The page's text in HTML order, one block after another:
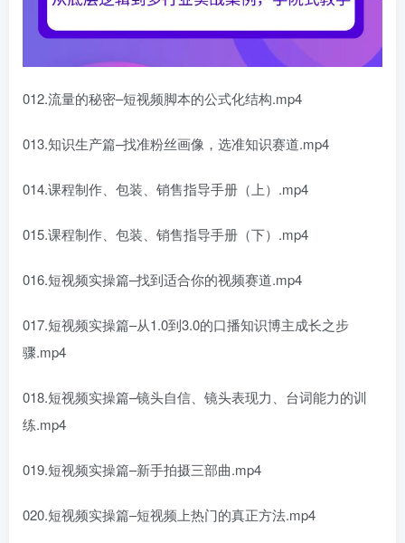
012.流量的秘密–短视频脚本的公式化结构.mp4
013.知识生产篇–找准粉丝画像，选准知识赛道.mp4
014.课程制作、包装、销售指导手册（上）.mp4
015.课程制作、包装、销售指导手册（下）.mp4
016.短视频实操篇–找到适合你的视频赛道.mp4
017.短视频实操篇–从1.0到3.0的口播知识博主成长之步
骤.mp4
018.短视频实操篇–镜头自信、镜头表现力、台词能力的训
练.mp4
019.短视频实操篇–新手拍摄三部曲.mp4
020.短视频实操篇–短视频上热门的真正方法.mp4